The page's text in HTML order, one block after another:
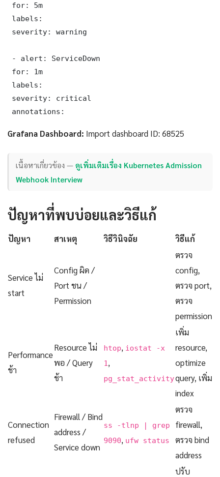
for: 5m
labels:
severity: warning
- alert: ServiceDown
for: 1m
labels:
severity: critical
annotations:
Grafana Dashboard: Import dashboard ID: 68525
เนื้อหาเกี่ยวข้อง — ดูเพิ่มเติมเรื่อง Kubernetes Admission
Webhook Interview
ปัญหาที่พบบ่อยและวิธีแก้
ปัญหา สาเหตุ วิธีวินิจฉัย วิธีแก้
Service ไม่
start
Config ผิด /
Port ชน /
Permission
ตรวจ
config,
ตรวจ port,
ตรวจ
permission
Performance
ช้า
Resource ไม่
พอ / Query
ช้า
htop, iostat -x
1 ,
pg_stat_activity
เพิ่ม
resource,
optimize
query, เพิ่ม
index
Connection
refused
Firewall / Bind
address /
Service down
ss -tlnp | grep
9090, ufw status
ตรวจ
firewall,
ตรวจ bind
address
ปรับ